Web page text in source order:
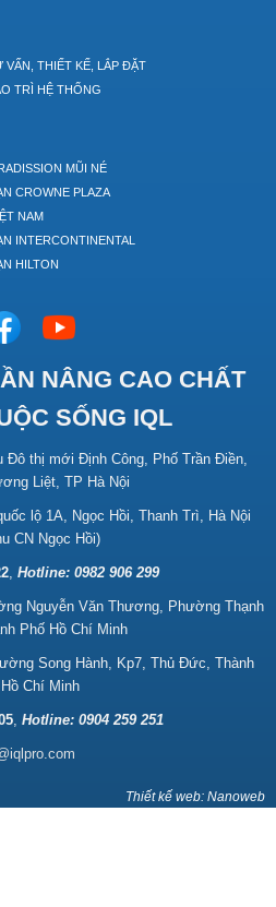
VẤN, THIẾT KẾ, LẮP ĐẶT
TRÌ HỆ THỐNG
MŨI NÉ
CROWNE PLAZA
NAM
INTERCONTINENTAL
HILTON
NÂNG CAO CHẤT
SỐNG IQL
Đô thị mới Định Công, Phố Trần Điền,
Liệt, TP Hà Nội
lộ 1A, Ngọc Hồi, Thanh Trì, Hà Nội
CN Ngọc Hồi)
, Hotline: 0982 906 299
Nguyễn Văn Thương, Phường Thạnh
Phố Hồ Chí Minh
Song Hành, Kp7, Thủ Đức, Thành
Chí Minh
, Hotline: 0904 259 251
Thiết kế web: Nanoweb